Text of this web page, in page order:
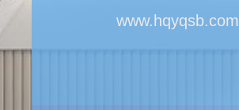
www.hqyqsb.com